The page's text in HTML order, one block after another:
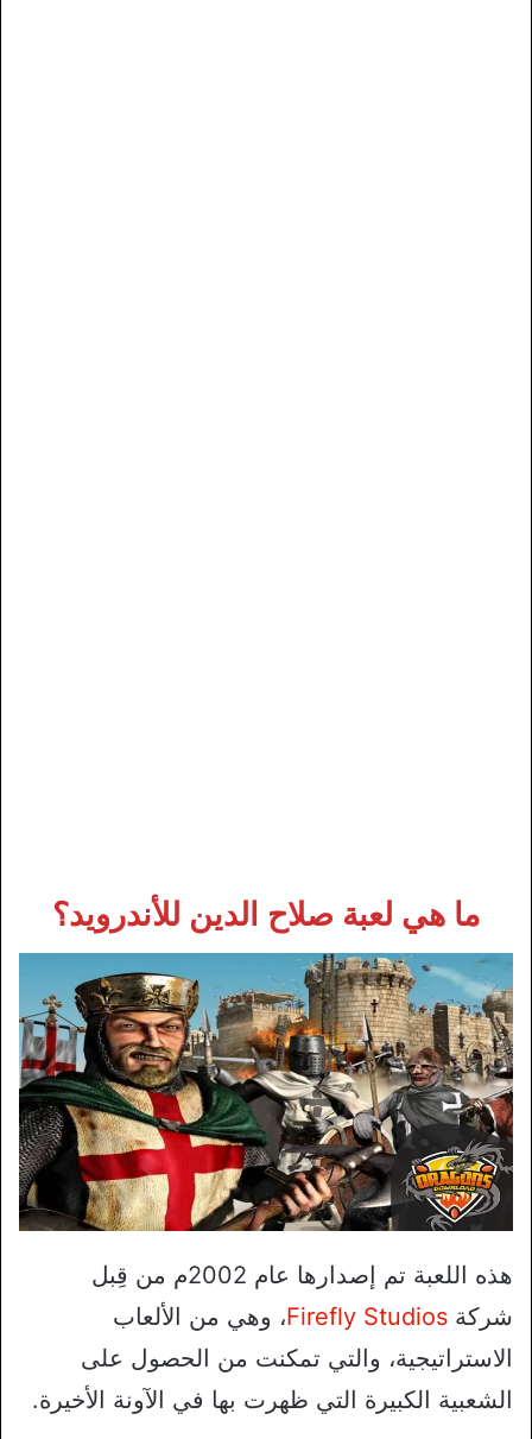
ما هي لعبة صلاح الدين للأندرويد؟
هذه اللعبة تم إصدارها عام 2002م من قِبل
شركة Firefly Studios، وهي من الألعاب
الاستراتيجية، والتي تمكنت من الحصول على
الشعبية الكبيرة التي ظهرت بها في الآونة الأخيرة.